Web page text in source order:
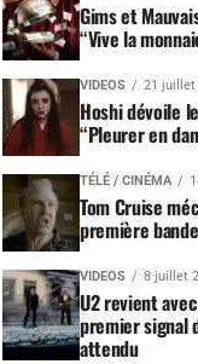
Gims et
“Vive la
VIDEOS 21 juillet
Hoshi dévoile
“Pleurer en
TÉLÉ / CINÉMA
Tom Cruise
première
VIDEOS 8 juillet
U2 revient
premier signal
attendu